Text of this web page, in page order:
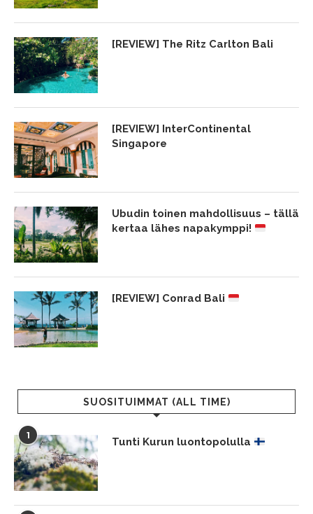
[REVIEW] The Ritz Carlton Bali
[REVIEW] InterContinental
Singapore
Ubudin toinen mahdollisuus – tällä
kertaa lähes napakymppi!
[REVIEW] Conrad Bali
SUOSITUIMMAT (ALL TIME)
1
Tunti Kurun luontopolulla